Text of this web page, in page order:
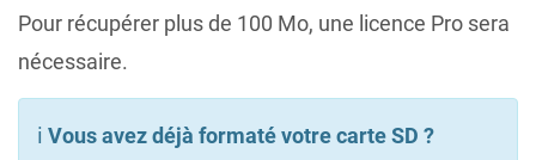
Pour récupérer plus de 100 Mo, une licence Pro sera
nécessaire.
ℹ️ Vous avez déjà formaté votre carte SD ?